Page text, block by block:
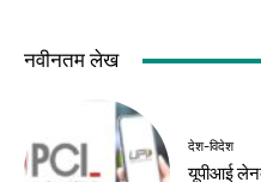
देश-विदेश